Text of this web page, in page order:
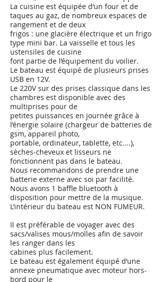
La cuisine est équipée d’un four et de
taques au gaz, de nombreux espaces de
rangement et de deux
frigos : une glacière électrique et un frigo
type mini bar. La vaisselle et tous les
ustensiles de cuisine
font partie de l’équipement du voilier.
Le bateau est équipé de plusieurs prises
USB en 12V.
Le 220V sur des prises classique dans les
chambres est disponible avec des
multiprises pour de
petites puissances en journée grâce à
l’énergie solaire (chargeur de batteries de
gsm, appareil photo,
portable, ordinateur, tablette, etc....),
sèches-cheveux et lisseurs ne
fonctionnent pas dans le bateau.
Nous recommandons de prendre une
batterie externe avec soi par facilité.
Nous avons 1 baffle bluetooth à
disposition pour mettre de la musique.
L’intérieur du bateau est NON FUMEUR.
Il est préférable de voyager avec des
sacs/valises mous/molles afin de savoir
les ranger dans les
cabines plus facilement.
Le bateau est également équipé d’une
annexe pneumatique avec moteur hors-
bord pour le